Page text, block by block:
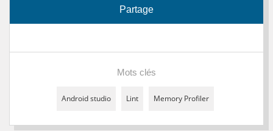
Partage
Mots clés
Android studio Lint Memory Profiler